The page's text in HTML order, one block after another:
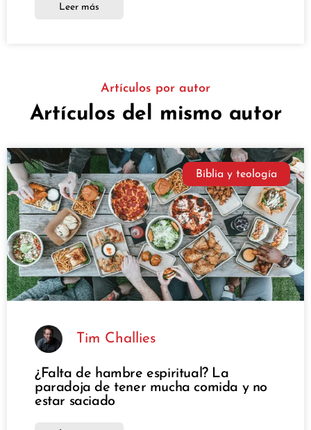
Leer más
Artículos por autor
Artículos del mismo autor
Biblia y teología
Tim Challies
¿Falta de hambre espiritual? La
paradoja de tener mucha comida y no
estar saciado